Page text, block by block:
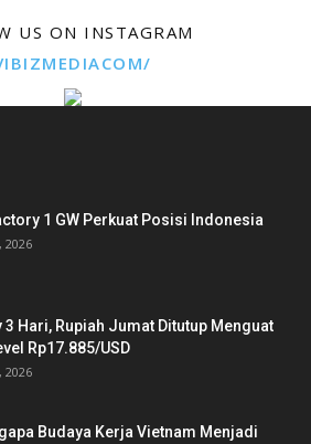
US ON INSTAGRAM
1 GW Perkuat Posisi Indonesia
2026
3 Hari, Rupiah Jumat Ditutup Menguat
Rp17.885/USD
2026
Budaya Kerja Vietnam Menjadi